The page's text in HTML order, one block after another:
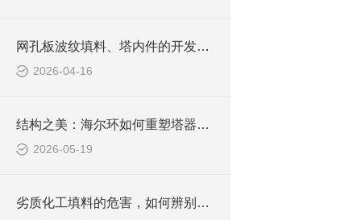
网孔板波纹填料、塔内件的开发应用
2026-04-16
结构之美：海尔环如何重塑塔器内的“微观流场”
2026-05-19
劣质化工填料的危害，如何辨别填料品质优劣？